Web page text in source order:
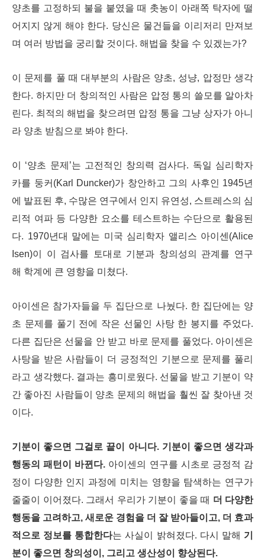
양초를 고정하되 불을 붙였을 때 촛농이 아래쪽 탁자에 떨
어지지 않게 해야 한다. 당신은 물건들을 이리저리 만져보
며 여러 방법을 궁리할 것이다. 해법을 찾을 수 있겠는가?
이 문제를 풀 때 대부분의 사람은 양초, 성냥, 압정만 생각
한다. 하지만 더 창의적인 사람은 압정 통의 쓸모를 알아차
린다. 최적의 해법을 찾으려면 압정 통을 그냥 상자가 아니
라 양초 받침으로 봐야 한다.
이 ‘양초 문제’는 고전적인 창의력 검사다. 독일 심리학자
카를 둥커(Karl Duncker)가 창안하고 그의 사후인 1945년
에 발표된 후, 수많은 연구에서 인지 유연성, 스트레스의 심
리적 여파 등 다양한 요소를 테스트하는 수단으로 활용된
다. 1970년대 말에는 미국 심리학자 앨리스 아이센(Alice
Isen)이 이 검사를 토대로 기분과 창의성의 관계를 연구
해 학계에 큰 영향을 미쳤다.
아이센은 참가자들을 두 집단으로 나눴다. 한 집단에는 양
초 문제를 풀기 전에 작은 선물인 사탕 한 봉지를 주었다.
다른 집단은 선물을 안 받고 바로 문제를 풀었다. 아이센은
사탕을 받은 사람들이 더 긍정적인 기분으로 문제를 풀리
라고 생각했다. 결과는 흥미로웠다. 선물을 받고 기분이 약
간 좋아진 사람들이 양초 문제의 해법을 훨씬 잘 찾아낸 것
이다.
기분이 좋으면 그걸로 끝이 아니다. 기분이 좋으면 생각과
행동의 패턴이 바뀐다. 아이센의 연구를 시초로 긍정적 감
정이 다양한 인지 과정에 미치는 영향을 탐색하는 연구가
줄줄이 이어졌다. 그래서 우리 가 기분이 좋을 때 더 다양한
행동을 고려하고, 새로운 경험을 더 잘 받아들이고, 더 효과
적으로 정보를 통합한다는 사실이 밝혀졌다. 다시 말해 기
분이 좋으면 창의성이, 그리고 생산성이 향상된다.